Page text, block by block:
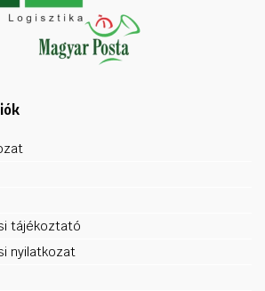
tájékoztató
nyilatkozat